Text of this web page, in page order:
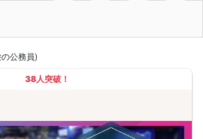
公務員)
38人突破！